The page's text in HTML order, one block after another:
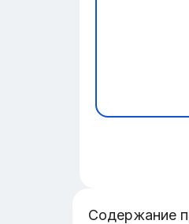
Содержание